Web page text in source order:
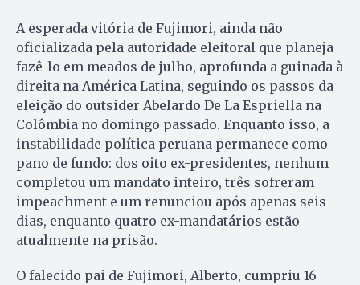
A esperada vitória de Fujimori, ainda não
oficializada pela autoridade eleitoral que planeja
fazê-lo em meados de julho, aprofunda a guinada à
direita na América Latina, seguindo os passos da
eleição do outsider Abelardo De La Espriella na
Colômbia no domingo passado. Enquanto isso, a
instabilidade política peruana permanece como
pano de fundo: dos oito ex-presidentes, nenhum
completou um mandato inteiro, três sofreram
impeachment e um renunciou após apenas seis
dias, enquanto quatro ex-mandatários estão
atualmente na prisão.
O falecido pai de Fujimori, Alberto, cumpriu 16